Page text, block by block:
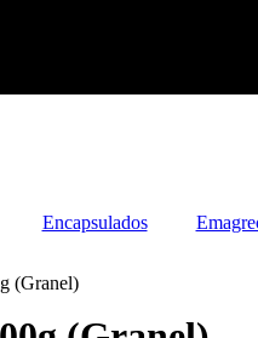
Encapsulados
(Granel)